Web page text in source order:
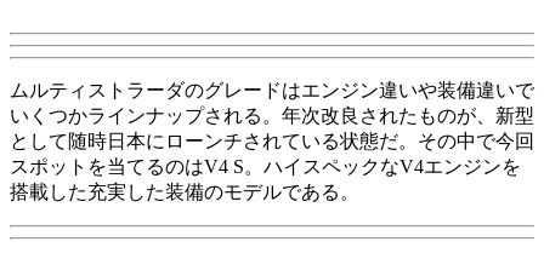
ムルティストラーダのグレードはエンジン違いや装備違いで
いくつかラインナップされる。年次改良されたものが、新型
として随時日本にローンチされている状態だ。その中で今回
スポットを当てるのはV4 S。ハイスペックなV4エンジンを
搭載した充実した装備のモデルである。